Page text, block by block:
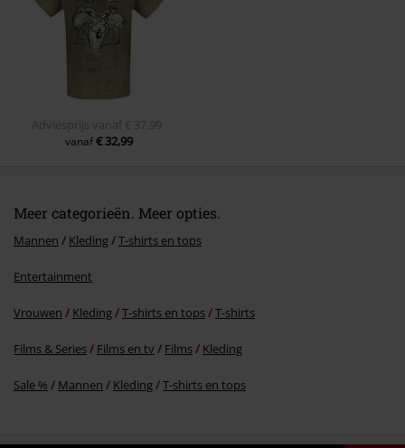
Commentaar versturen
Adviesprijs vanaf € 37,99
vanaf€ 32,99
Meer categorieën. Meer opties.
Mannen Kleding T-shirts en tops
Entertainment
Vrouwen Kleding T-shirts en tops T-shirts
Films & Series Films en tv Films Kleding
Sale % Mannen Kleding T-shirts en tops